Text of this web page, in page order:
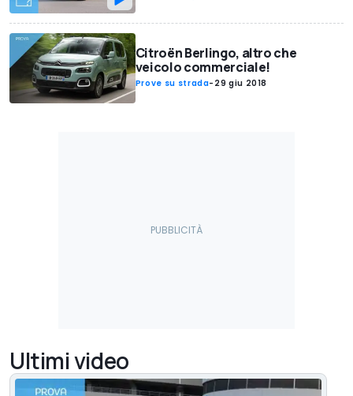
Citroën Berlingo, altro che
veicolo commerciale!
Prove su strada- 29 giu 2018
Ultimi video